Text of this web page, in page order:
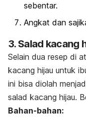
sebentar.
Angkat dan
3. Salad kacang
Selain dua resep di
kacang hijau untuk
ini bisa diolah
salad kacang hijau.
Bahan-bahan: